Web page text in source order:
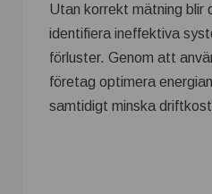
Utan korrekt mätning blir
identifiera ineffektiva
förluster. Genom att
företag optimera
samtidigt minska